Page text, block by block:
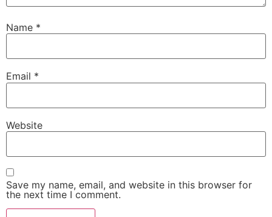
Name *
Email *
Website
Save my name, email, and website in this browser for
the next time I comment.